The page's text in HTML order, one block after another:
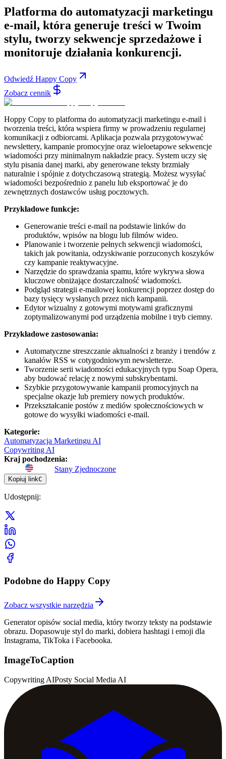
Platforma do automatyzacji marketingu
e-mail, która generuje treści w Twoim
stylu, tworzy sekwencje sprzedażowe i
monitoruje działania konkurencji.
Odwiedź Happy Copy
Zobacz cennik
Hoppy Copy to platforma do automatyzacji marketingu e-mail i
tworzenia treści, która wspiera firmy w prowadzeniu regularnej
komunikacji z odbiorcami. Aplikacja pozwala przygotowywać
newslettery, kampanie promocyjne oraz wieloetapowe sekwencje
wiadomości przy minimalnym nakładzie pracy. System uczy się
stylu pisania danej marki, aby generowane teksty brzmiały
naturalnie i spójnie z dotychczasową strategią. Możesz wysyłać
wiadomości bezpośrednio z panelu lub eksportować je do
zewnętrznych dostawców usług pocztowych.
Przykładowe funkcje:
Generowanie treści e-mail na podstawie linków do
produktów, wpisów na blogu lub filmów wideo.
Planowanie i tworzenie pełnych sekwencji wiadomości,
takich jak powitania, odzyskiwanie porzuconych koszyków
czy kampanie reaktywacyjne.
Narzędzie do sprawdzania spamu, które wykrywa słowa
kluczowe obniżające dostarczalność wiadomości.
Podgląd strategii e-mailowej konkurencji poprzez dostęp do
bazy tysięcy wysłanych przez nich kampanii.
Edytor wizualny z gotowymi motywami graficznymi
zoptymalizowanymi pod urządzenia mobilne i tryb ciemny.
Przykładowe zastosowania:
Automatyczne streszczanie aktualności z branży i trendów z
kanałów RSS w cotygodniowym newsletterze.
Tworzenie serii wiadomości edukacyjnych typu Soap Opera,
aby budować relację z nowymi subskrybentami.
Szybkie przygotowywanie kampanii promocyjnych na
specjalne okazje lub premiery nowych produktów.
Przekształcanie postów z mediów społecznościowych w
gotowe do wysyłki wiadomości e-mail.
Kategorie:
Automatyzacja Marketingu AI
Copywriting AI
Kraj pochodzenia:
Stany Zjednoczone
Kopiuj linkC
Udostępnij:
Podobne do Happy Copy
Zobacz wszystkie narzędzia
Generator opisów social media, który tworzy teksty na podstawie
obrazu. Dopasowuje styl do marki, dobiera hashtagi i emoji dla
Instagrama, TikToka i Facebooka.
ImageToCaption
Copywriting AIPosty Social Media AI